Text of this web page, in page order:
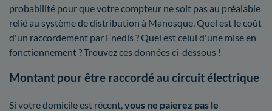
probabilité pour que votre compteur ne soit pas au préalable
relié au système de distribution à Manosque. Quel est le coût
d'un raccordement par Enedis ? Quel est celui d'une mise en
fonctionnement ? Trouvez ces données ci-dessous !
Montant pour être raccordé au circuit électrique
Si votre domicile est récent,vous ne paierez pas le